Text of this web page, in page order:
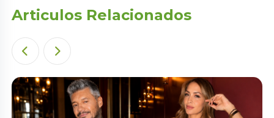
Articulos Relacionados